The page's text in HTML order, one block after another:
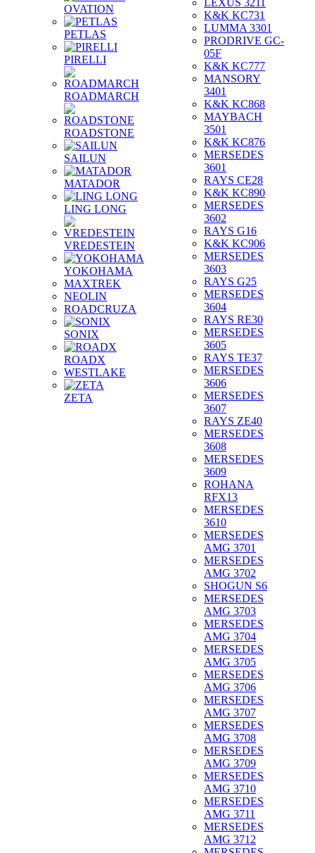
OVATION
PETLAS
PIRELLI
ROADMARCH
ROADSTONE
SAILUN
MATADOR
LING LONG
VREDESTEIN
YOKOHAMA
MAXTREK
NEOLIN
ROADCRUZA
SONIX
ROADX
WESTLAKE
ZETA
LEXUS 3211
K&K KC731
LUMMA 3301
PRODRIVE GC-
05F
K&K KC777
MANSORY
3401
K&K KC868
MAYBACH
3501
K&K KC876
MERSEDES
3601
RAYS CE28
K&K KC890
MERSEDES
3602
RAYS G16
K&K KC906
MERSEDES
3603
RAYS G25
MERSEDES
3604
RAYS RE30
MERSEDES
3605
RAYS TE37
MERSEDES
3606
MERSEDES
3607
RAYS ZE40
MERSEDES
3608
MERSEDES
3609
ROHANA
RFX13
MERSEDES
3610
MERSEDES
AMG 3701
MERSEDES
AMG 3702
SHOGUN S6
MERSEDES
AMG 3703
MERSEDES
AMG 3704
MERSEDES
AMG 3705
MERSEDES
AMG 3706
MERSEDES
AMG 3707
MERSEDES
AMG 3708
MERSEDES
AMG 3709
MERSEDES
AMG 3710
MERSEDES
AMG 3711
MERSEDES
AMG 3712